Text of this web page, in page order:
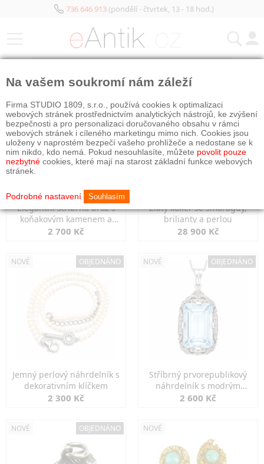
736 646 913(pondělí - čtvrtek, 13 - 18 hod.)
Elegantní stříbrná brož s
koňakovým kamenem a
markazity
2 700 Kč
Zlatý kolier se smaragdy,
brilianty a perlou
28 900 Kč
NOVÉ OBJEDNÁNO
Jemný perlový náhrdelník s
dekorativním klíčkem
2 300 Kč
NOVÉ OBJEDNÁNO
Stříbrný prvorepublikový
náhrdelník s modrým
spinelem
2 600 Kč
NOVÉ OBJEDNÁNO NOVÉ
Na vašem soukromí nám záleží
Firma STUDIO 1809, s.r.o., používá cookies k optimalizaci
webových stránek prostřednictvím analytických nástrojů, ke zvýšení
bezpečnosti a pro personalizaci doručovaného obsahu v rámci
webových stránek i cíleného marketingu mimo nich. Cookies jsou
uloženy v naprostém bezpečí vašeho prohlížeče a nedostane se k
nim nikdo, kdo nemá. Pokud nesouhlasíte, můžete povolit pouze
nezbytné cookies, které mají na starost základní funkce webových
stránek.
Podrobné nastavení Souhlasím